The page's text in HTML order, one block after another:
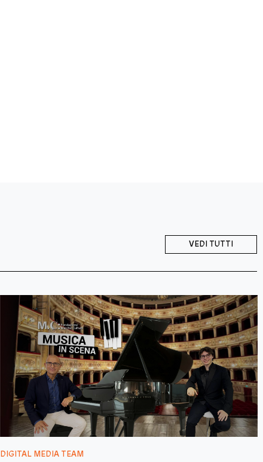
VEDI TUTTI
DIGITAL MEDIA TEAM